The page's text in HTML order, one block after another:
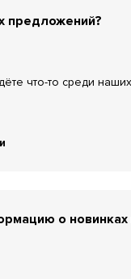
предложений?
что-то среди
о